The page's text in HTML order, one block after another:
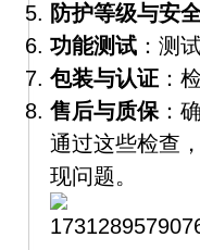
防护等级与安
功能测试 ：测
包装与认证 ：
售后与质保 ：
通过这些检查
现问题。